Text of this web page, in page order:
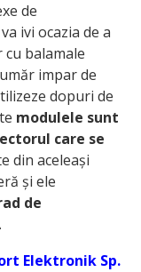
de
ivi ocazia de a
balamale
impar de
dopuri de
modulele sunt
care se
din aceleași
și ele
de
.
Elektronik Sp.